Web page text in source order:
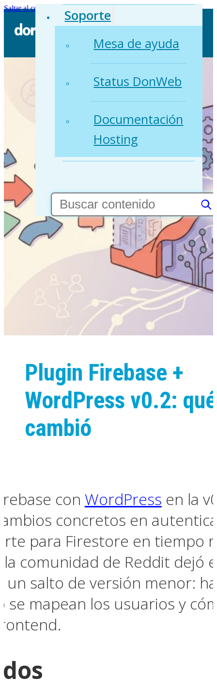
Saltar al contenido principalSoporte
Mesa de ayuda
Status DonWeb
Documentación
Hosting
Buscar
Plugin Firebase +
WordPress v0.2: qué
cambió
con WordPress en la
concretos en
para Firestore en tiempo
comunidad de Reddit dejó
un salto de versión menor:
mapean los usuarios y